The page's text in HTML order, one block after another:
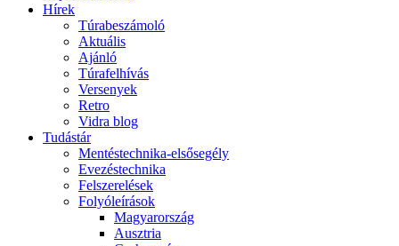
Hírek
Túrabeszámoló
Aktuális
Ajánló
Túrafelhívás
Versenyek
Retro
Vidra blog
Tudástár
Mentéstechnika-elsősegély
Evezéstechnika
Felszerelések
Folyóleírások
Magyarország
Ausztria